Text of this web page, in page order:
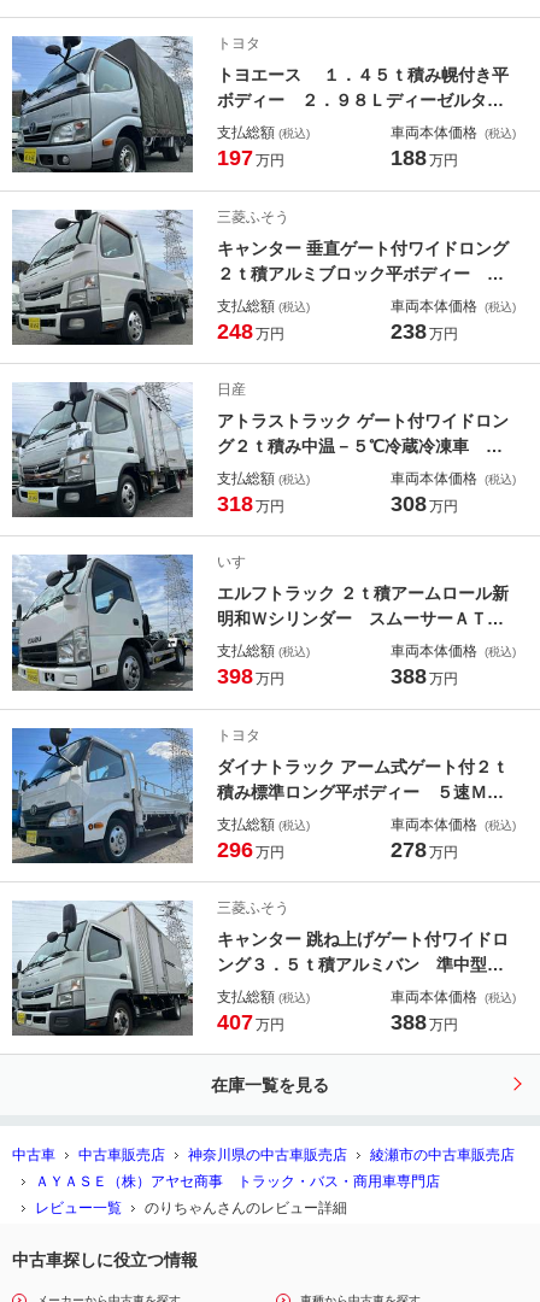
トヨタ
トヨエース １．４５ｔ積み幌付き平
ボディー ２．９８Ｌディーゼルター
ボ ＡＴ車 車検Ｒ９年５月２１日
法人ワンオーナー 整備記録簿付 荷
許対応
支払総額 (税込)
197万円
車両本体価格 (税込)
188万円
三菱ふそう
キャンター 垂直ゲート付ワイドロング
２ｔ積アルミブロック平ボディー Ｍ
Ｔ ワイドロング２ｔ積み平アルミブ
ロック ５速ＭＴ 車検Ｒ９年３月２
東製垂直ゲート付 昇降能力８００キ
ロ 埋め込み式丸かんフック９対
支払総額 (税込)
248万円
車両本体価格 (税込)
238万円
日産
アトラストラック ゲート付ワイドロン
グ２ｔ積み中温－５℃冷蔵冷凍車 ５
速ＭＴ ２ｔ積ワイドロング冷凍冷蔵
車 ５速ＭＴ 車検Ｒ９年５月１３
高１７１ｃｍ ラッシングレール２
段 新明和製アーム式パワーゲート付
支払総額 (税込)
318万円
車両本体価格 (税込)
308万円
いすゞ
エルフトラック ２ｔ積アームロール新
明和Ｗシリンダー スムーサーＡＴ
２ｔ積み脱着装置付コンテナ専用車
スムーサーＡＴ車 車検Ｒ９年６月１
ト 車両総重量４９３５キロ ５ｔ限
定免許対応
支払総額 (税込)
398万円
車両本体価格 (税込)
388万円
トヨタ
ダイナトラック アーム式ゲート付２ｔ
積み標準ロング平ボディー ５速Ｍ
Ｔ ２ｔ積み標準ロング平ボディー
４Ｌディーゼルターボ ５速ＭＴ 荷
ム式パワーゲート ゲート昇降能力８
００キロ 車両総重量５０１５キロ
支払総額 (税込)
296万円
車両本体価格 (税込)
278万円
三菱ふそう
キャンター 跳ね上げゲート付ワイドロ
ング３．５ｔ積アルミバン 準中型免
許 ワイドロング３．５ｔ積アルミバ
ン デュアルＡＴ バックカメラ 社
７ｃｍ ラッシングレール２段 新明
支払総額 (税込)
407万円
車両本体価格 (税込)
388万円
在庫一覧を見る
中古車 中古車販売店 神奈川県の中古車販売店
綾瀬市の中古車販売店
ＡＹＡＳＥ（株）アヤセ商事 トラック・バス・商用車専門店
レビュー一覧
のりちゃんさんのレビュー詳細
中古車探しに役立つ情報